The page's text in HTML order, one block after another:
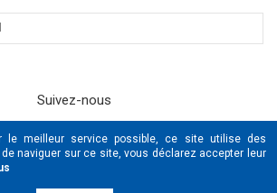
Suivez-nous
le meilleur service possible, ce site utilise des
naviguer sur ce site, vous déclarez accepter leur